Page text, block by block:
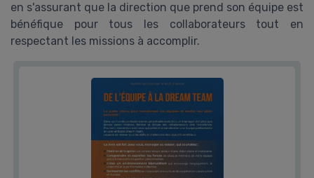
en s'assurant que la direction que prend son équipe est
bénéfique pour tous les collaborateurs tout en
respectant les missions à accomplir.